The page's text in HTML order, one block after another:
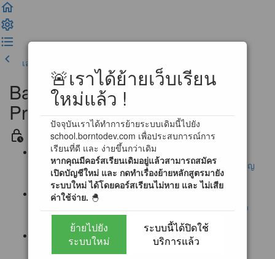
🚨เราได้ย้ายเว็บเรียน
ใหม่แล้ว !
ปัจจุบันเราได้ทำการย้ายระบบเดิมนี้ไปยัง
school.borntodev.com เพื่อประสบการณ์การ
เรียนที่ดี และ ง่ายขึ้นกว่าเดิม
หากคุณมีคอร์สเรียนเดิมอยู่แล้วสามารถสมัคร
เปิดบัญชีใหม่ และ กดทำเรื่องย้ายหลักสูตรมายัง
ระบบใหม่ ได้โดยคอร์สเรียนไม่หาย และ ไม่เสีย
ค่าใช้จ่าย. 🐣
ย้ายไปยัง
ระบบใหม่
ระบบนี้ได้ปิดใช้
บริการแล้ว
เลคเชอร์ก่อนหน้า
Basic Problem Solving for
Programming
ข่าวสาร และ ข้อตกลงในการเรียน
ประกาศ : แก้ไขช่องทางการส่งอีเมลแบบฝึกหัด ! (สำคัญ
มาก !!)
ประกาศ : ผู้เรียนสามารถทำแบบฝึกหัดผ่านระบบตรวจ
อัตโนมัติได้แล้ว !! [สำคัญมาก]
ประกาศ : การเข้าใช้งาน Online Programming